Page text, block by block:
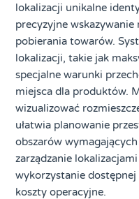
lokalizacji unikalne
precyzyjne wskazywanie
pobierania towarów.
lokalizacji, takie jak
specjalne warunki
miejsca dla produktów.
wizualizować
ułatwia planowanie
obszarów
zarządzanie
wykorzystanie
koszty operacyjne.